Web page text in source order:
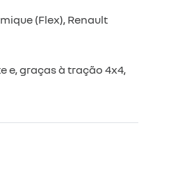
(Flex), Renault
e, graças à tração 4x4,